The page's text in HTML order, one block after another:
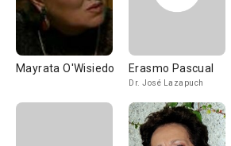
Mayrata O'Wisiedo Erasmo Pascual
Dr. José Lazapuch